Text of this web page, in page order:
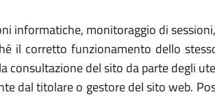
informatiche, monitoraggio di
il corretto funzionamento dello
consultazione del sito da parte degli
dal titolare o gestore del sito web.